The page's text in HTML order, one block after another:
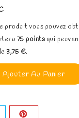
produit vous pouvez
75 pointsqui
3,75 €.
Ajouter Au Panier